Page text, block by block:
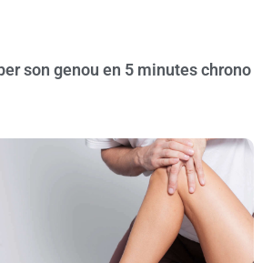
son genou en 5 minutes chrono